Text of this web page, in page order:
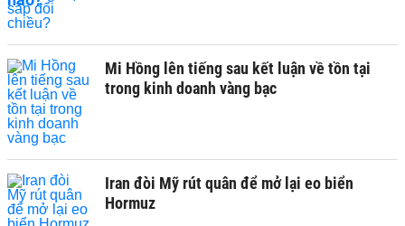
Mi Hồng lên tiếng sau kết luận về tồn tại
trong kinh doanh vàng bạc
Iran đòi Mỹ rút quân để mở lại eo biển
Hormuz